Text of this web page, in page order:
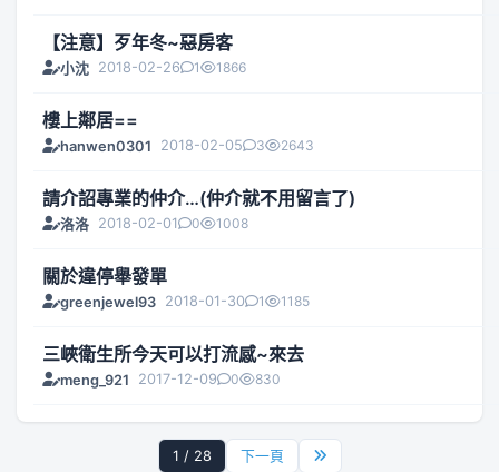
【注意】歹年冬~惡房客
小沈 2018-02-26 1 1866
樓上鄰居==
hanwen0301 2018-02-05 3 2643
請介詔專業的仲介…(仲介就不用留言了)
洛洛 2018-02-01 0 1008
關於違停舉發單
greenjewel93 2018-01-30 1 1185
三峽衛生所今天可以打流感~來去
meng_921 2017-12-09 0 830
1 / 28 下一頁